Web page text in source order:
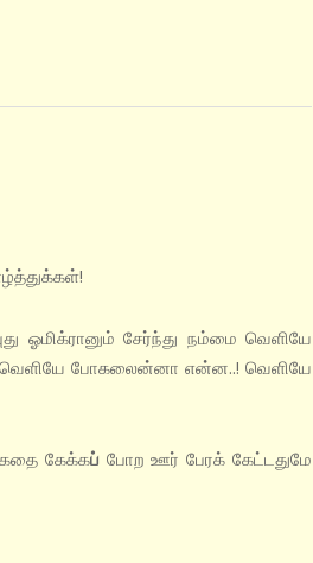
ஓமிக்ரானும் சேர்ந்து நம்மை வெளியே
வெளியே போகலைன்னா என்ன..! வெளியே
கதை கேக்கப் போற ஊர் பேரக் கேட்டதுமே